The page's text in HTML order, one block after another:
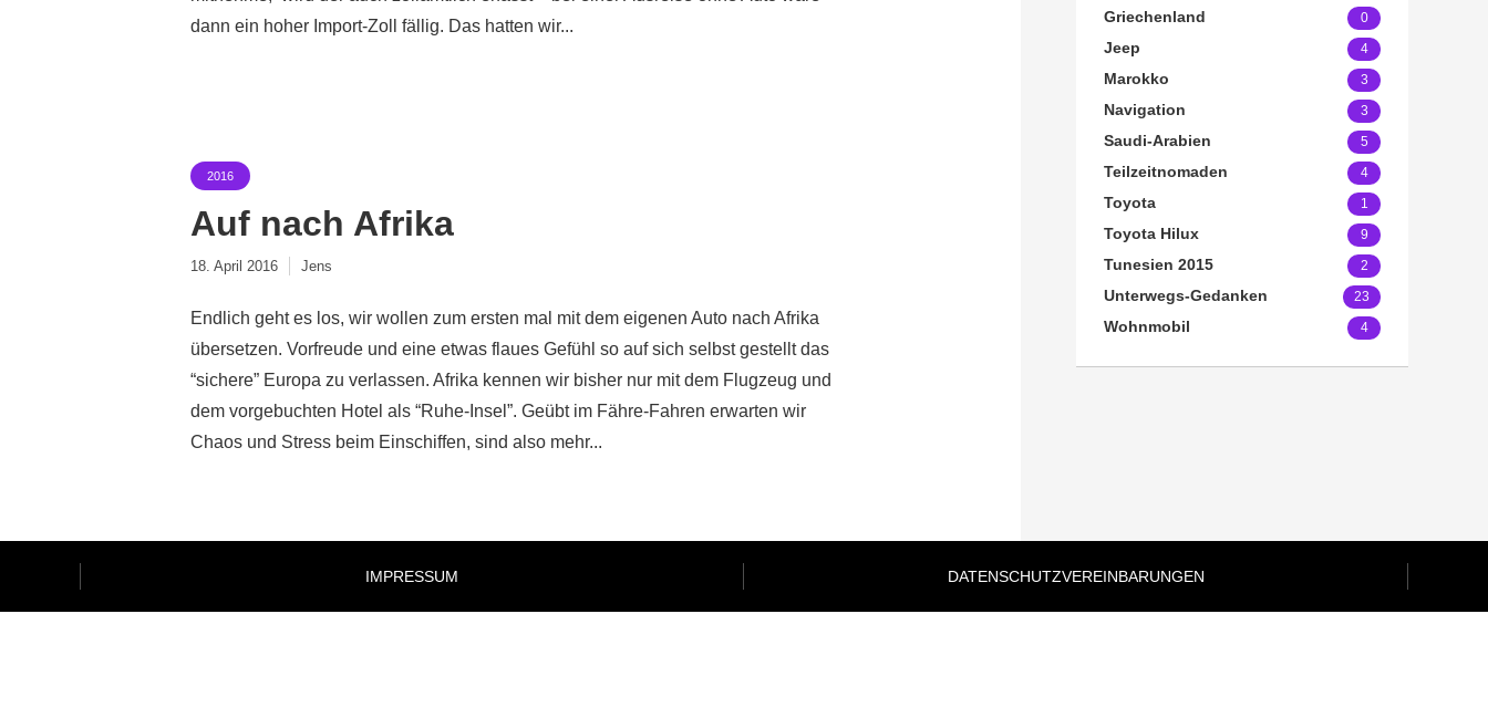
dann ein hoher Import-Zoll fällig. Das hatten wir...
2016
Auf nach Afrika
18. April 2016 Jens
Endlich geht es los, wir wollen zum ersten mal mit dem eigenen Auto nach Afrika
übersetzen. Vorfreude und eine etwas flaues Gefühl so auf sich selbst gestellt das
“sichere” Europa zu verlassen. Afrika kennen wir bisher nur mit dem Flugzeug und
dem vorgebuchten Hotel als “Ruhe-Insel”. Geübt im Fähre-Fahren erwarten wir
Chaos und Stress beim Einschiffen, sind also mehr...
Griechenland 0
Jeep 4
Marokko 3
Navigation 3
Saudi-Arabien 5
Teilzeitnomaden 4
Toyota 1
Toyota Hilux 9
Tunesien 2015 2
Unterwegs-Gedanken 23
Wohnmobil 4
IMPRESSUM DATENSCHUTZVEREINBARUNGEN